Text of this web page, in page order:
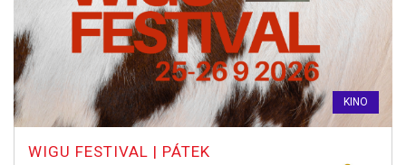
KINO
WIGU FESTIVAL | PÁTEK